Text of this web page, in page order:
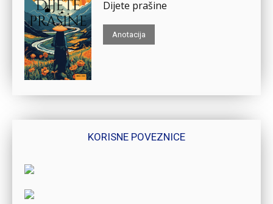
Dijete prašine
Anotacija
KORISNE POVEZNICE